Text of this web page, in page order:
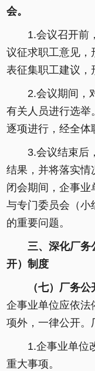
会。
1.会议召开前，
议征求职工意见，
表征集职工建议，
2.会议期间，对
有关人员进行选举
逐项进行，经全体
3.会议结束后，
结果，并将落实情
闭会期间，企事业
与专门委员会（小
的重要问题。
三、深化厂务
开）制度
（七）厂务
企事业单位应依法
项外，一律公开。
1.企事业单位改
重大事项。